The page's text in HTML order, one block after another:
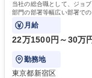
当社の総合職として、ジョ
部門の部署等幅広い部署で
ております！ ※下記業務詳細
月給
22万1500円～30万
勤務地
東京都新宿区